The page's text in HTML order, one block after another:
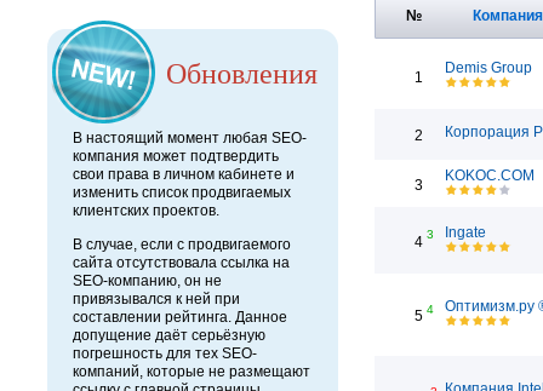
Обновления
В настоящий момент любая SEO-
компания может подтвердить
свои права в личном кабинете и
изменить список продвигаемых
клиентских проектов.
В случае, если с продвигаемого
сайта отсутствовала ссылка на
SEO-компанию, он не
привязывался к ней при
составлении рейтинга. Данное
допущение даёт серьёзную
погрешность для тех SEO-
компаний, которые не размещают
№
1
Demis Group
2 Корпорация
3
KOKOC.COM
4 3 Ingate
5 4 Оптимизм.ру